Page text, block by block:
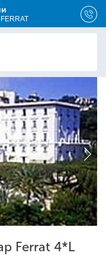
Ferrat 4*L